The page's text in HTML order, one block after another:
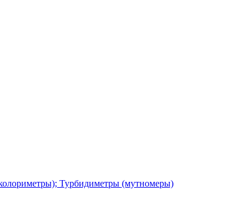
Турбидиметры (мутномеры)